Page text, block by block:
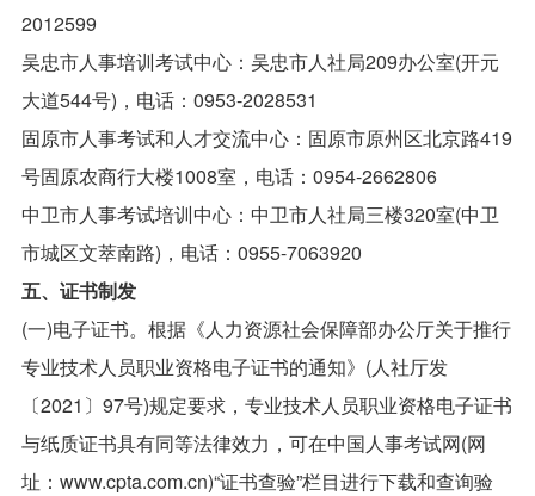
2012599
吴忠市人事培训考试中心：吴忠市人社局209办公室(开元
大道544号)，电话：0953-2028531
固原市人事考试和人才交流中心：固原市原州区北京路419
号固原农商行大楼1008室，电话：0954-2662806
中卫市人事考试培训中心：中卫市人社局三楼320室(中卫
市城区文萃南路)，电话：0955-7063920
五、证书制发
(一)电子证书。根据《人力资源社会保障部办公厅关于推行
专业技术人员职业资格电子证书的通知》(人社厅发
〔2021〕97号)规定要求，专业技术人员职业资格电子证书
与纸质证书具有同等法律效力，可在中国人事考试网(网
址：www.cpta.com.cn)“证书查验”栏目进行下载和查询验